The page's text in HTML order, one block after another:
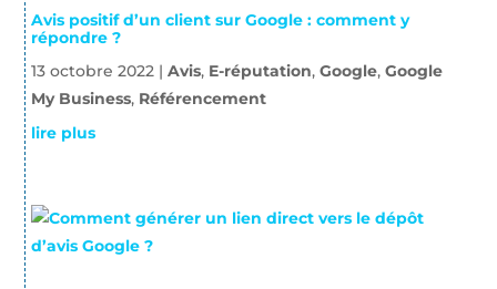
Avis positif d’un client sur Google : comment y
répondre ?
13 octobre 2022| Avis, E-réputation, Google, Google
My Business, Référencement
lire plus